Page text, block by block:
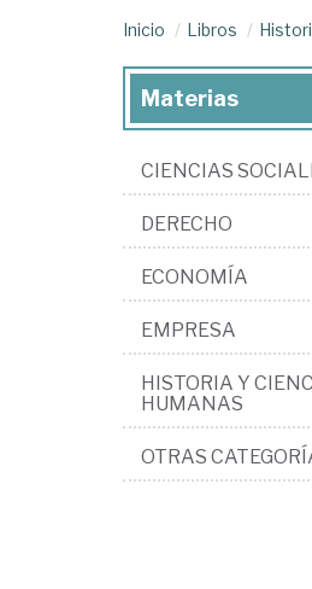
Inicio Libros
Materias
CIENCIAS
DERECHO
ECONOMÍA
EMPRESA
HISTORIA Y
HUMANAS
OTRAS